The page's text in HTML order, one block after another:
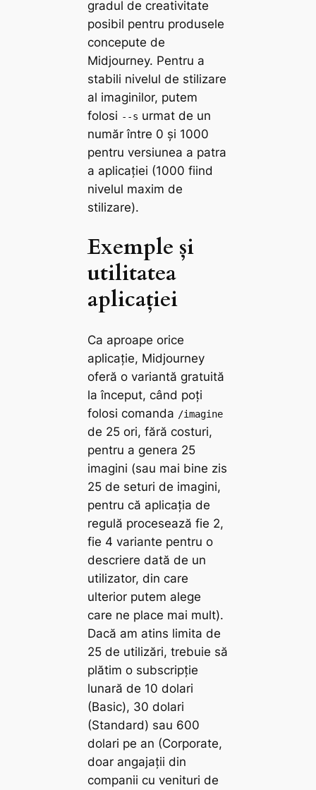
gradul de creativitate
posibil pentru produsele
concepute de
Midjourney. Pentru a
stabili nivelul de stilizare
al imaginilor, putem
folosi --s urmat de un
număr între 0 și 1000
pentru versiunea a patra
a aplicației (1000 fiind
nivelul maxim de
stilizare).
Exemple și
utilitatea
aplicației
Ca aproape orice
aplicație, Midjourney
oferă o variantă gratuită
la început, când poți
folosi comanda /imagine
de 25 ori, fără costuri,
pentru a genera 25
imagini (sau mai bine zis
25 de seturi de imagini,
pentru că aplicația de
regulă procesează fie 2,
fie 4 variante pentru o
descriere dată de un
utilizator, din care
ulterior putem alege
care ne place mai mult).
Dacă am atins limita de
25 de utilizări, trebuie să
plătim o subscripție
lunară de 10 dolari
(Basic), 30 dolari
(Standard) sau 600
dolari pe an (Corporate,
doar angajații din
companii cu venituri de